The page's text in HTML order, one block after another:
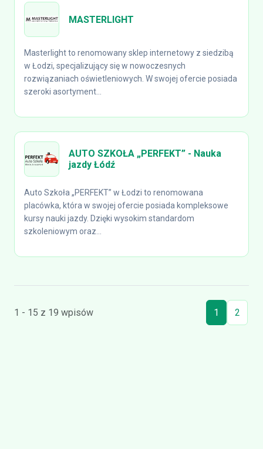
MASTERLIGHT
Masterlight to renomowany sklep internetowy z siedzibą
w Łodzi, specjalizujący się w nowoczesnych
rozwiązaniach oświetleniowych. W swojej ofercie posiada
szeroki asortyment...
AUTO SZKOŁA „PERFEKT” - Nauka
jazdy Łódź
Auto Szkoła „PERFEKT” w Łodzi to renomowana
placówka, która w swojej ofercie posiada kompleksowe
kursy nauki jazdy. Dzięki wysokim standardom
szkoleniowym oraz...
1 - 15 z 19 wpisów 1 2